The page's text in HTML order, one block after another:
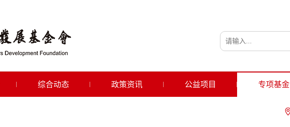
综合动态 政策资讯 公益项目 专项基金